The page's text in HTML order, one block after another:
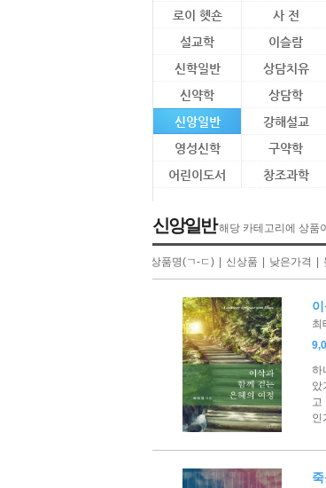
로이 헷숀
사 전
설교학
이슬람
신학일반
상담치유
신약학
상담학
신앙일반
강해설교
영성신학
구약학
어린이도서
창조과학
신앙일반 해당 카테고리에 상품이
상품명(ㄱ-ㄷ) 신상품 낮은가격
최
하
았
고
인